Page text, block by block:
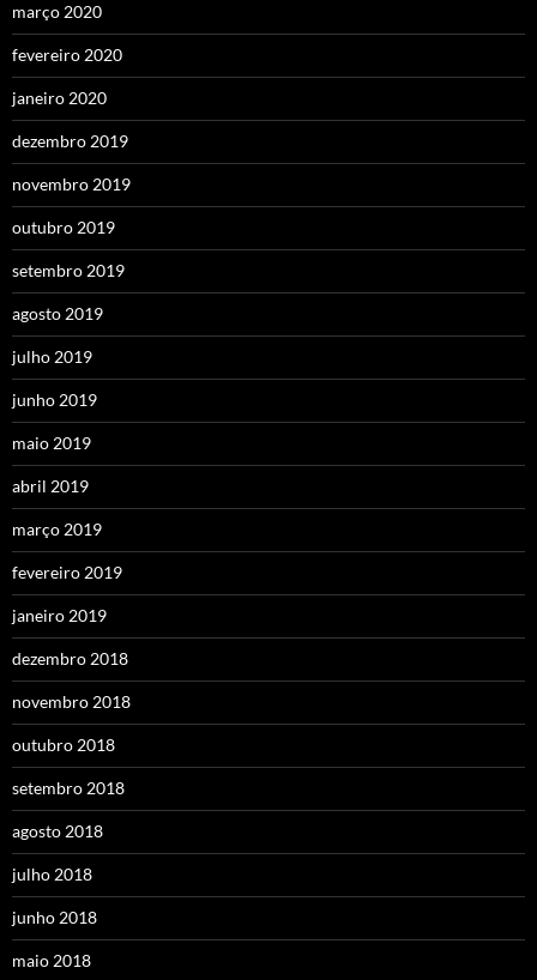
março 2020
fevereiro 2020
janeiro 2020
dezembro 2019
novembro 2019
outubro 2019
setembro 2019
agosto 2019
julho 2019
junho 2019
maio 2019
abril 2019
março 2019
fevereiro 2019
janeiro 2019
dezembro 2018
novembro 2018
outubro 2018
setembro 2018
agosto 2018
julho 2018
junho 2018
maio 2018